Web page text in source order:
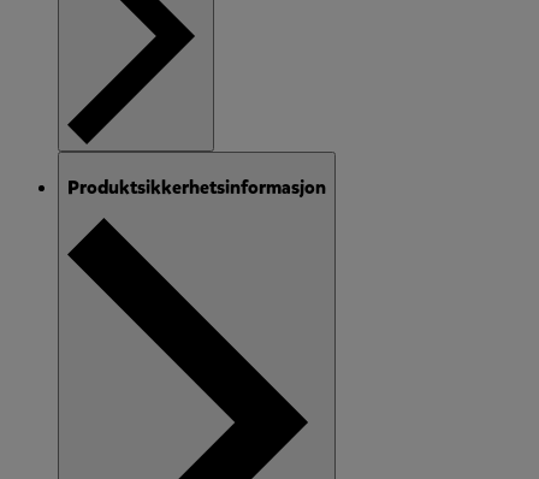
Produktsikkerhetsinformasjon